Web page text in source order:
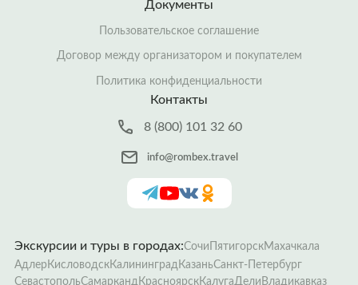
Документы
Пользовательское соглашение
Договор между организатором и покупателем
Политика конфиденциальности
Контакты
8 (800) 101 32 60
info@rombex.travel
Экскурсии и туры в городах:Сочи ПятигорскМахачкала
Адлер КисловодскКалининградКазаньСанкт-Петербург
СевастопольСамаркандКрасноярскКалугаДели Владикавказ